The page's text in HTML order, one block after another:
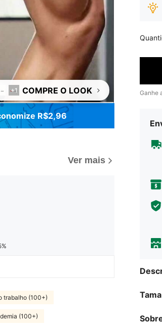
R$2,96
+1 COMPRE O LOOK
Ver mais
trabalho (100+)
(100+)
Ganhe